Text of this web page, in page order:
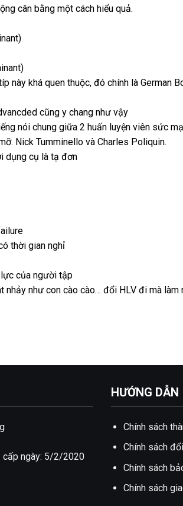
cân bằng một cách hiểu quả.
này khá quen thuộc, đó chính là German
cũng y chang như vậy
nói chung giữa 2 huấn luyện viên sức
Nick Tumminello và Charles Poliquin.
dụng cụ là tạ đơn
thời gian nghỉ
của người tập
nhảy như con cào cào… đổi HLV đi mà làm
cấp ngày: 5/2/2020
HƯỚNG DẪN
Chính sách
Chính sách
Chính sách
Chính sách